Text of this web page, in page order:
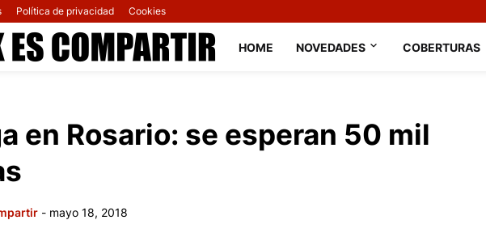
Política de privacidad Cookies
HOME NOVEDADES COBERTURAS
en Rosario: se esperan 50 mil
- mayo 18, 2018